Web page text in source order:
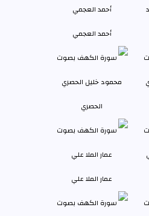
أحمد العجمي
الحصري
عمار الملا علي